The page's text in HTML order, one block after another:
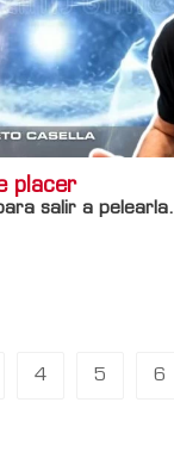
placer
salir a pelearla.
4 5 6